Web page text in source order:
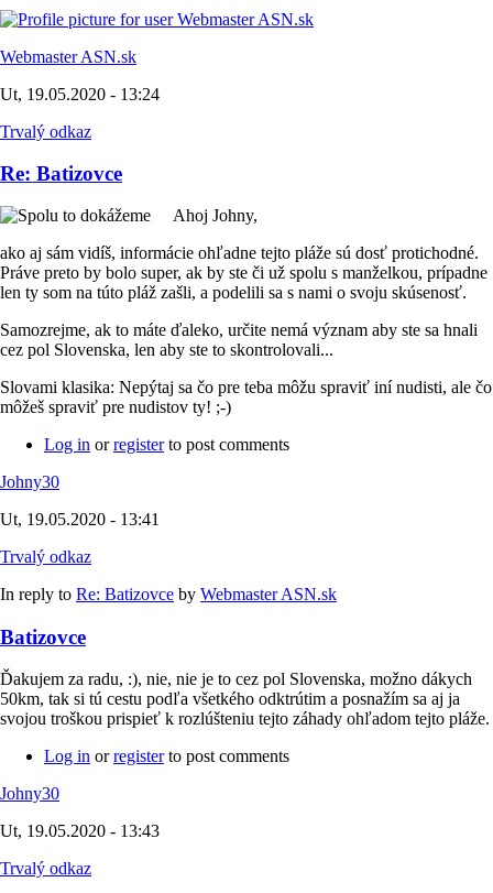
Webmaster ASN.sk
Ut, 19.05.2020 - 13:24
Trvalý odkaz
Re: Batizovce
Ahoj Johny,
ako aj sám vidíš, informácie ohľadne tejto pláže sú dosť protichodné.
Práve preto by bolo super, ak by ste či už spolu s manželkou, prípadne
len ty som na túto pláž zašli, a podelili sa s nami o svoju skúsenosť.
Samozrejme, ak to máte ďaleko, určite nemá význam aby ste sa hnali
cez pol Slovenska, len aby ste to skontrolovali...
Slovami klasika: Nepýtaj sa čo pre teba môžu spraviť iní nudisti, ale čo
môžeš spraviť pre nudistov ty! ;-)
Log in orregisterto post comments
Johny30
Ut, 19.05.2020 - 13:41
Trvalý odkaz
In reply to Re: Batizovce by Webmaster ASN.sk
Batizovce
Ďakujem za radu, :), nie, nie je to cez pol Slovenska, možno dákych
50km, tak si tú cestu podľa všetkého odktrútim a posnažím sa aj ja
svojou troškou prispieť k rozlúšteniu tejto záhady ohľadom tejto pláže.
Log in orregisterto post comments
Johny30
Ut, 19.05.2020 - 13:43
Trvalý odkaz